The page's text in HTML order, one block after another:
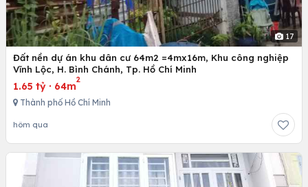
17
Đất nền dự án khu dân cư 64m2 =4mx16m, Khu công nghiệp
Vĩnh Lộc, H. Bình Chánh, Tp. Hồ Chí Minh
1.65 tỷ · 64m
2
Thành phố Hồ Chí Minh
hôm qua